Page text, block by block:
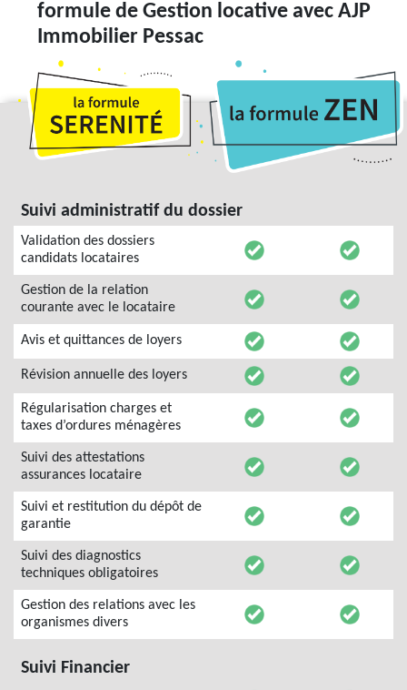
formule de Gestion locative avec AJP
Immobilier Pessac
Suivi administratif du dossier
Validation des dossiers
candidats locataires
Gestion de la relation
courante avec le locataire
Avis et quittances de loyers
Révision annuelle des loyers
Régularisation charges et
taxes d’ordures ménagères
Suivi des attestations
assurances locataire
Suivi et restitution du dépôt de
garantie
Suivi des diagnostics
techniques obligatoires
Gestion des relations avec les
organismes divers
Suivi Financier